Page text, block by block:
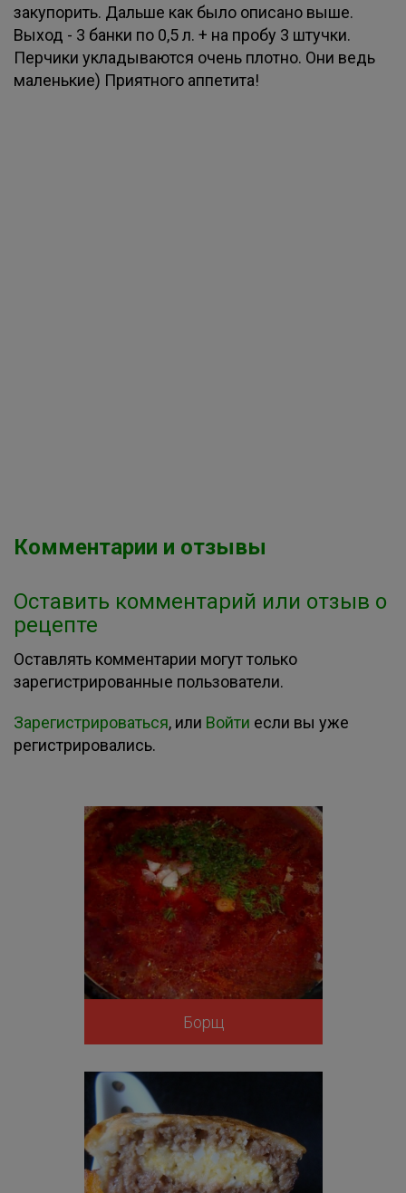
закупорить. Дальше как было описано выше.
Выход - 3 банки по 0,5 л. + на пробу 3 штучки.
Перчики укладываются очень плотно. Они ведь
маленькие) Приятного аппетита!
Комментарии и отзывы
Оставить комментарий или отзыв о
рецепте
Оставлять комментарии могут только
зарегистрированные пользователи.
Зарегистрироваться, или Войти если вы уже
регистрировались.
Борщ